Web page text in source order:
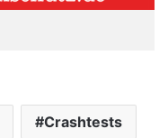
Crashtests